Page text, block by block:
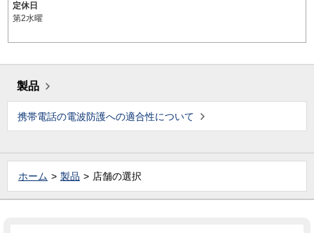
定休日
第2水曜
製品
携帯電話の電波防護への適合性について
ホーム 製品 店舗の選択